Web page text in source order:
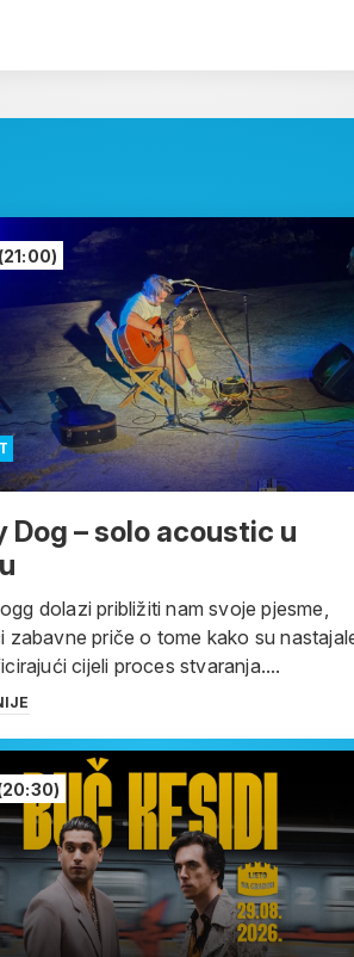
(21:00)
Dog – solo acoustic u
dolazi približiti nam svoje pjesme,
zabavne priče o tome kako su
cijeli proces stvaranja....